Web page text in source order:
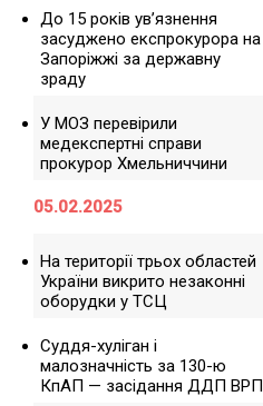
До 15 років ув’язнення
засуджено експрокурора на
Запоріжжі за державну
зраду
У МОЗ перевірили
медекспертні справи
прокурор Хмельниччини
05.02.2025
На території трьох областей
України викрито незаконні
оборудки у ТСЦ
Суддя-хуліган і
малозначність за 130-ю
КпАП — засідання ДДП ВРП